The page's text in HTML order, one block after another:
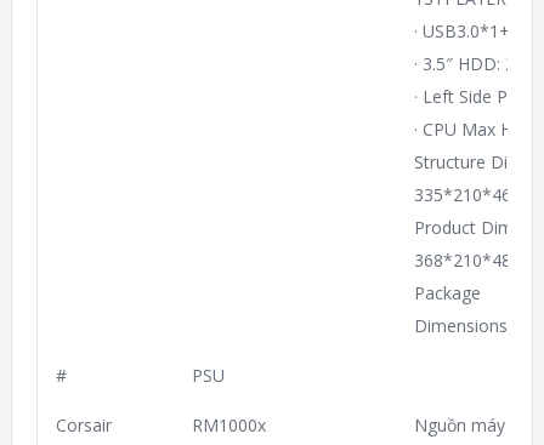
·
· 3.5″ HDD: 2
· Left Side
· CPU Max H /
Structure
Product
Package
# PSU
Corsair RM1000x
Nguồn máy